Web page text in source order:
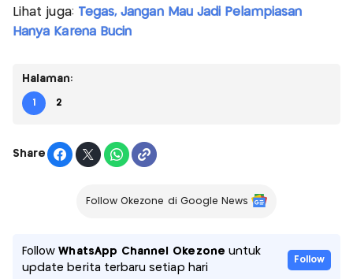
Lihat juga: Tegas, Jangan Mau Jadi Pelampiasan
Hanya Karena Bucin
Halaman:
1 2
Share
Follow Okezone di Google News
FollowWhatsApp Channel Okezone untuk
update berita terbaru setiap hari
Follow